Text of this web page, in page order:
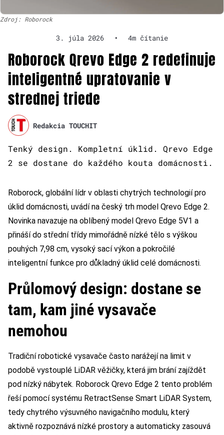
Zdroj: Roborock
3. júla 2026 • 4m čítanie
Roborock Qrevo Edge 2 redefinuje
inteligentné upratovanie v
strednej triede
Redakcia TOUCHIT
Tenký design. Kompletní úklid. Qrevo Edge
2 se dostane do každého kouta domácnosti.
Roborock, globální lídr v oblasti chytrých technologií pro
úklid domácnosti, uvádí na český trh model Qrevo Edge 2.
Novinka navazuje na oblíbený model Qrevo Edge 5V1 a
přináší do střední třídy mimořádně nízké tělo s výškou
pouhých 7,98 cm, vysoký sací výkon a pokročilé
inteligentní funkce pro důkladný úklid celé domácnosti.
Průlomový design: dostane se
tam, kam jiné vysavače
nemohou
Tradiční robotické vysavače často narážejí na limit v
podobě vystouplé LiDAR věžičky, která jim brání zajíždět
pod nízký nábytek. Roborock Qrevo Edge 2 tento problém
řeší pomocí systému RetractSense Smart LiDAR System,
tedy chytrého výsuvného navigačního modulu, který
aktivně rozpoznává nízké prostory a automaticky zasouvá